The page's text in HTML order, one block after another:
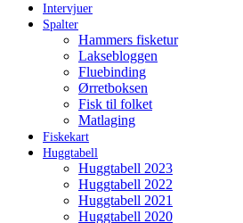
Intervjuer
Spalter
Hammers fisketur
Laksebloggen
Fluebinding
Ørretboksen
Fisk til folket
Matlaging
Fiskekart
Huggtabell
Huggtabell 2023
Huggtabell 2022
Huggtabell 2021
Huggtabell 2020